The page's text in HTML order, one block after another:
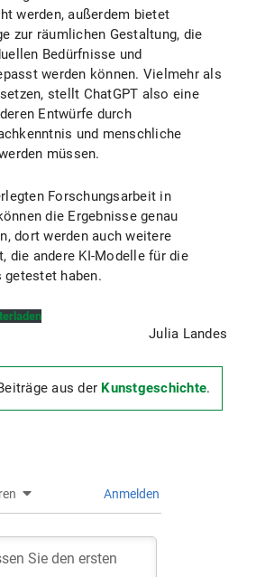
werden, außerdem bietet
zur räumlichen Gestaltung, die
Bedürfnisse und
werden können. Vielmehr als
stellt ChatGPT also eine
Entwürfe durch
und menschliche
müssen.
Forschungsarbeit in
die Ergebnisse genau
dort werden auch weitere
die andere KI-Modelle für die
getestet haben.
Julia Landes
aus der Kunstgeschichte.
Anmelden